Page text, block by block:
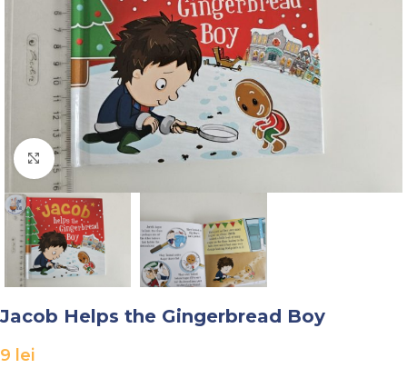
Faceți click pentru a mări
Jacob Helps the Gingerbread Boy
9 lei